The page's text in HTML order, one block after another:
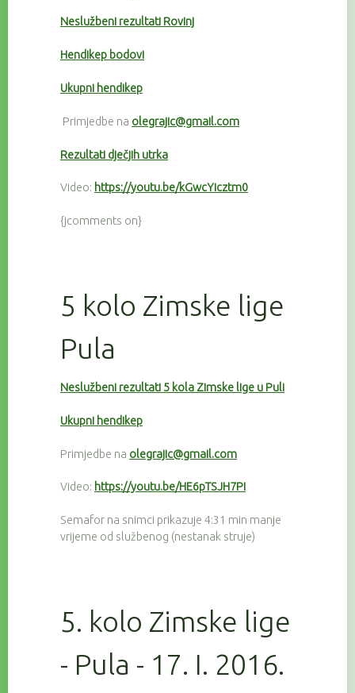
Neslužbeni rezultati Rovinj
Hendikep bodovi
Ukupni hendikep
Primjedbe na olegrajic@gmail.com
Rezultati dječjih utrka
Video: https://youtu.be/kGwcYicztm0
{jcomments on}
5 kolo Zimske lige
Pula
Neslužbeni rezultati 5 kola Zimske lige u Puli
Ukupni hendikep
Primjedbe na olegrajic@gmail.com
Video: https://youtu.be/HE6pTSJH7PI
Semafor na snimci prikazuje 4:31 min manje
vrijeme od službenog (nestanak struje)
5. kolo Zimske lige
- Pula - 17. I. 2016.